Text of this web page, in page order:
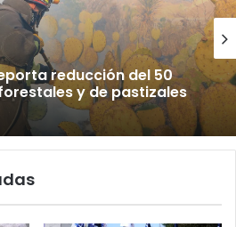
reducción del 50
y de pastizales